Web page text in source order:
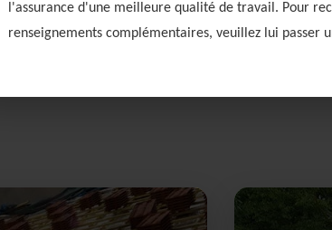
l'assurance d'une meilleure qualité de travail. Pour
renseignements complémentaires, veuillez lui passer